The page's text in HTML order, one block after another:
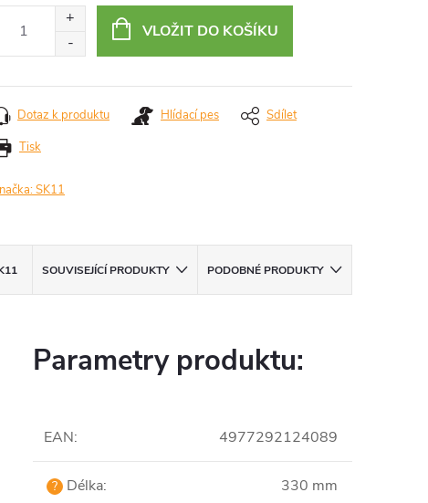
VLOŽIT DO KOŠÍKU
Tisk
Dotaz k produktu Hlídací pes Sdílet
SK11
SOUVISEJÍCÍ PRODUKTY PODOBNÉ PRODUKTY
Parametry produktu:
EAN: 4977292124089
? Délka: 330 mm